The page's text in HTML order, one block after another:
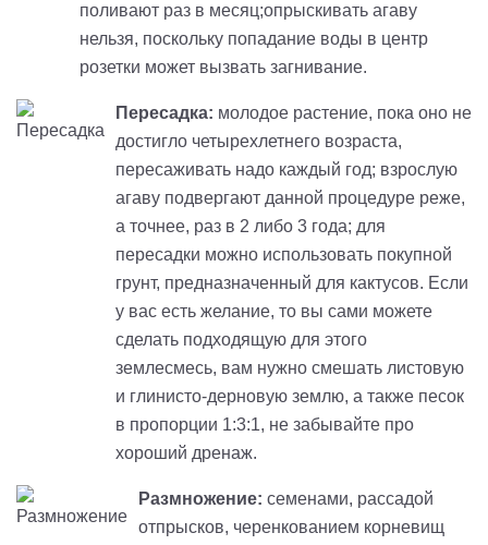
поливают раз в месяц;опрыскивать агаву
нельзя, поскольку попадание воды в центр
розетки может вызвать загнивание.
Пересадка: молодое растение, пока оно не
достигло четырехлетнего возраста,
пересаживать надо каждый год; взрослую
агаву подвергают данной процедуре реже,
а точнее, раз в 2 либо 3 года; для
пересадки можно использовать покупной
грунт, предназначенный для кактусов. Если
у вас есть желание, то вы сами можете
сделать подходящую для этого
землесмесь, вам нужно смешать листовую
и глинисто-дерновую землю, а также песок
в пропорции 1:3:1, не забывайте про
хороший дренаж.
Размножение: семенами, рассадой
отпрысков, черенкованием корневищ